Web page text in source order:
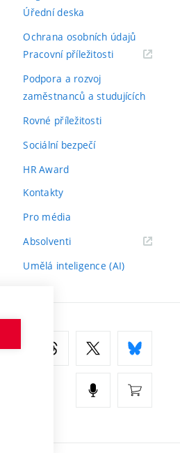
Úřední deska
Ochrana osobních údajů
Pracovní příležitosti(externí
Podpora a rozvoj
zaměstnanců a studujících
Rovné příležitosti
Sociální bezpečí
HR Award
Kontakty
Pro média
Absolventi(externí
Umělá inteligence (AI)